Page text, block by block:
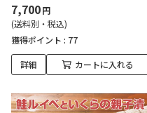
7,700円
(送料別・税込)
獲得ポイント : 77
詳細 カートに入れる